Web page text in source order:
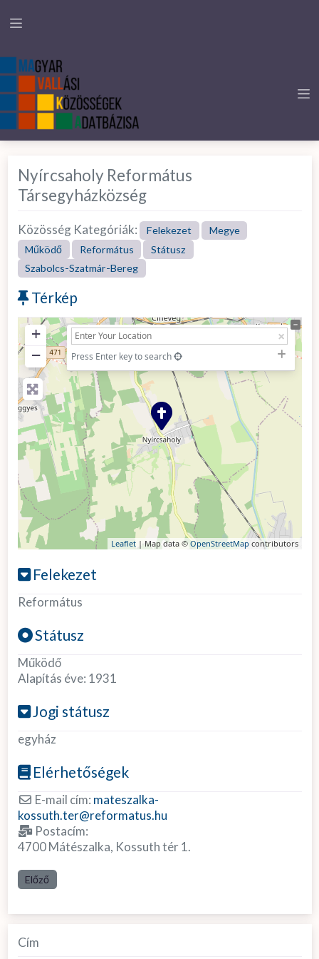
Nyírcsaholy Református
Társegyházközség
Közösség Kategóriák: Felekezet
Megye
Működő
Református
Státusz
Szabolcs-Szatmár-Bereg
Térkép
+
−
Press Enter key to search
Leaflet| Map data © OpenStreetMapcontributors
Felekezet
Református
Státusz
Működő
Alapítás éve: 1931
Jogi státusz
egyház
Elérhetőségek
E-mail cím: mateszalka-
kossuth.ter@reformatus.hu
Postacím:
4700 Mátészalka, Kossuth tér 1.
Előző
Cím